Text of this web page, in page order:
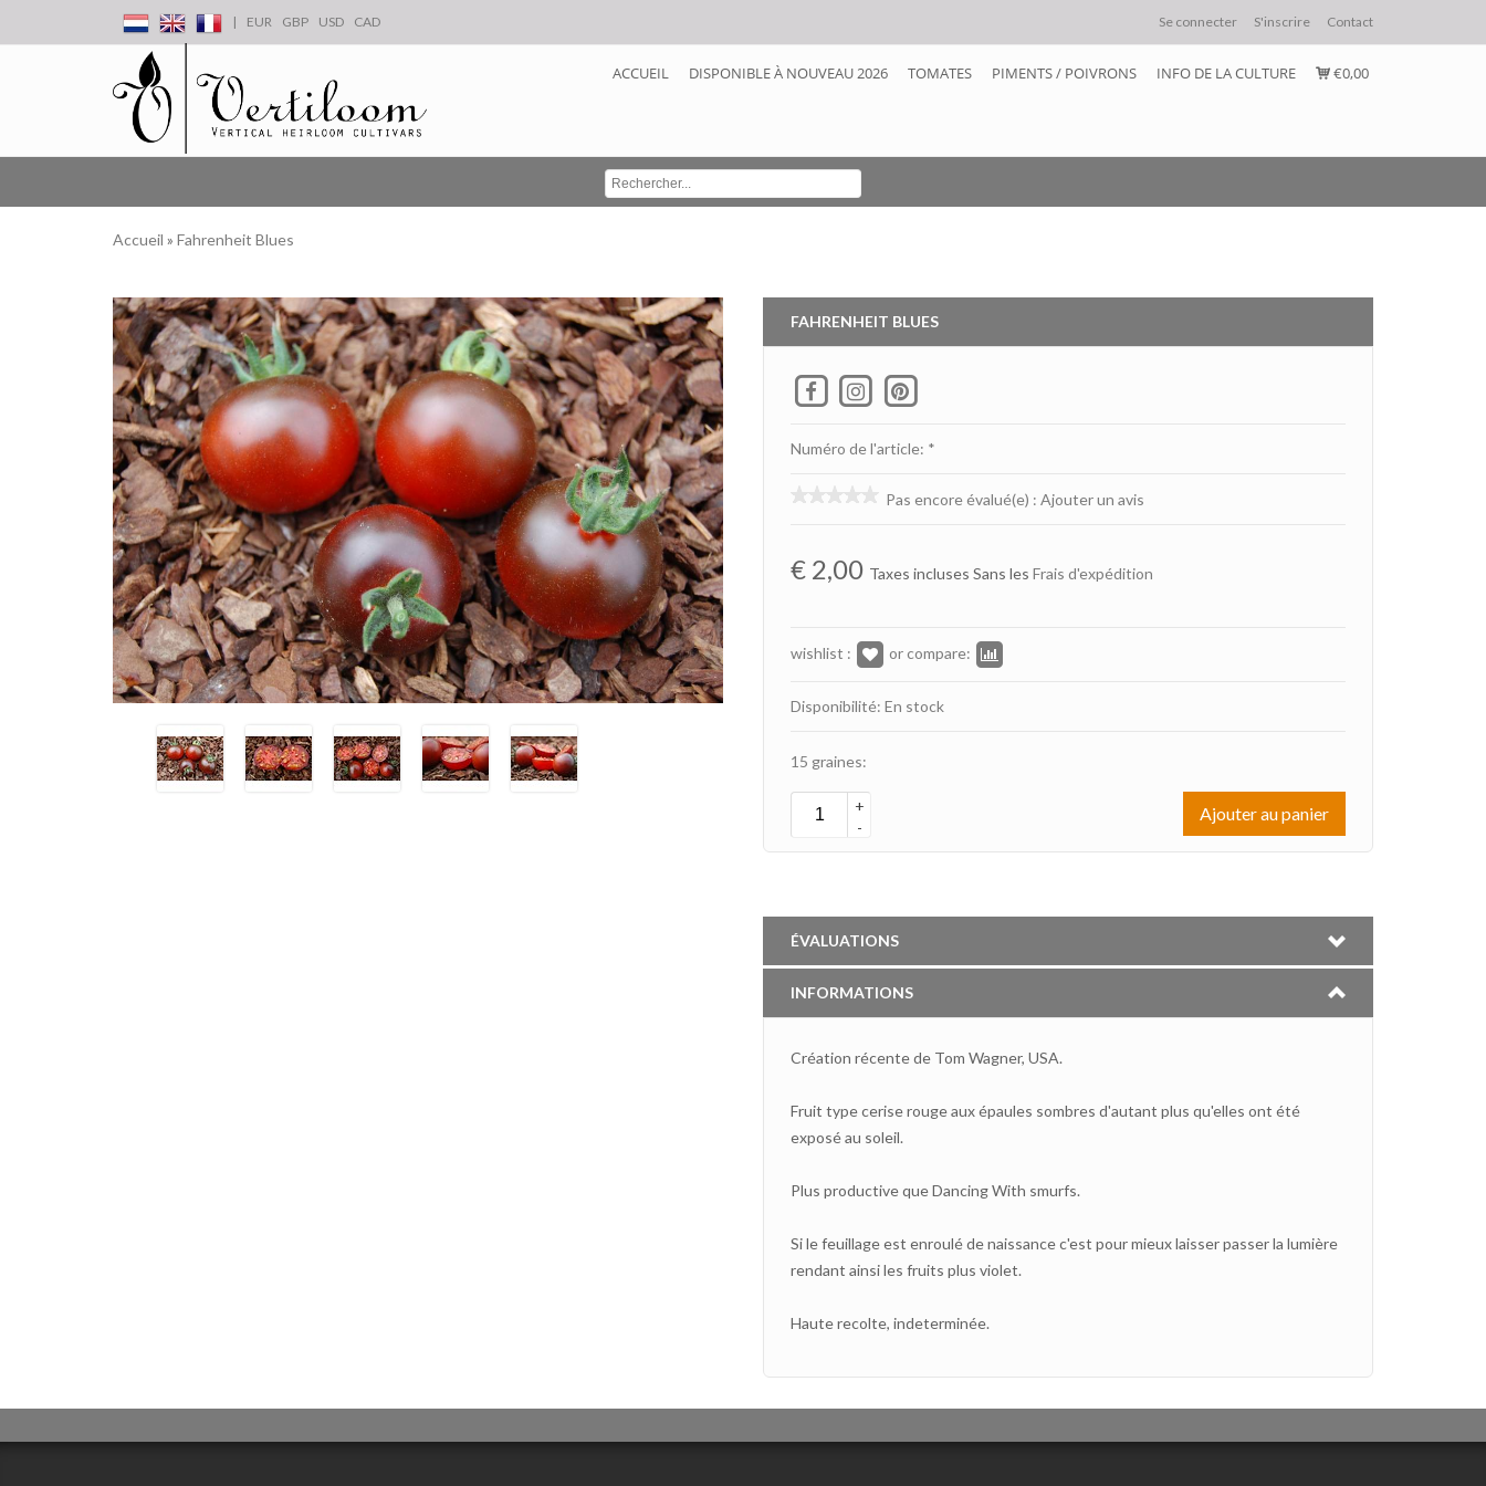
| EUR GBP USD CAD Se connecter S'inscrire Contact
ACCUEIL DISPONIBLE À NOUVEAU 2026 TOMATES PIMENTS / POIVRONS INFO DE LA CULTURE €0,00
Accueil » Fahrenheit Blues
FAHRENHEIT BLUES
Numéro de l'article: *
Pas encore évalué(e) : Ajouter un avis
€ 2,00 Taxes incluses Sans les Frais d'expédition
wishlist : or compare:
Disponibilité: En stock
15 graines:
+
-
Ajouter au panier
ÉVALUATIONS
INFORMATIONS
Création récente de Tom Wagner, USA.
Fruit type cerise rouge aux épaules sombres d'autant plus qu'elles ont été
exposé au soleil.
Plus productive que Dancing With smurfs.
Si le feuillage est enroulé de naissance c'est pour mieux laisser passer la lumière
rendant ainsi les fruits plus violet.
Haute recolte, indeterminée.